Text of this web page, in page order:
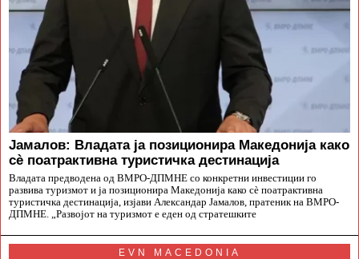
Јамалов: Владата ја позиционира Македонија како
сè поатрактивна туристичка дестинација
Владата предводена од ВМРО-ДПМНЕ со конкретни инвестиции го
развива туризмот и ја позиционира Македонија како сè поатрактивна
туристичка дестинација, изјави Александар Јамалов, пратеник на ВМРО-
ДПМНЕ. „Развојот на туризмот е еден од стратешките
EVN MACEDONIA